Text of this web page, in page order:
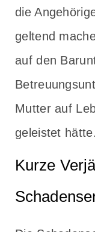
die
geltend
auf den
Mutter auf
geleistet hätte.
Kurze